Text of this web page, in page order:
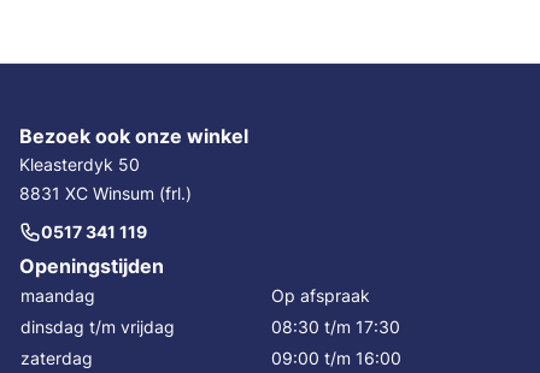
Bezoek ook onze winkel
Kleasterdyk 50
8831 XC Winsum (frl.)
0517 341 119
Openingstijden
maandag
Op afspraak
dinsdag t/m vrijdag
08:30 t/m 17:30
zaterdag
09:00 t/m 16:00